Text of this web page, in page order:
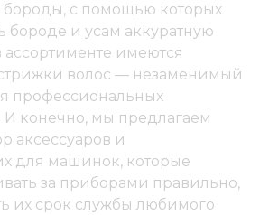
с помощью которых
бороде и усам аккуратную
имеются
волос — незаменимый
профессиональных
И конечно, мы предлагаем
аксессуаров и
для машинок, которые
за приборами правильно,
их срок службы любимого